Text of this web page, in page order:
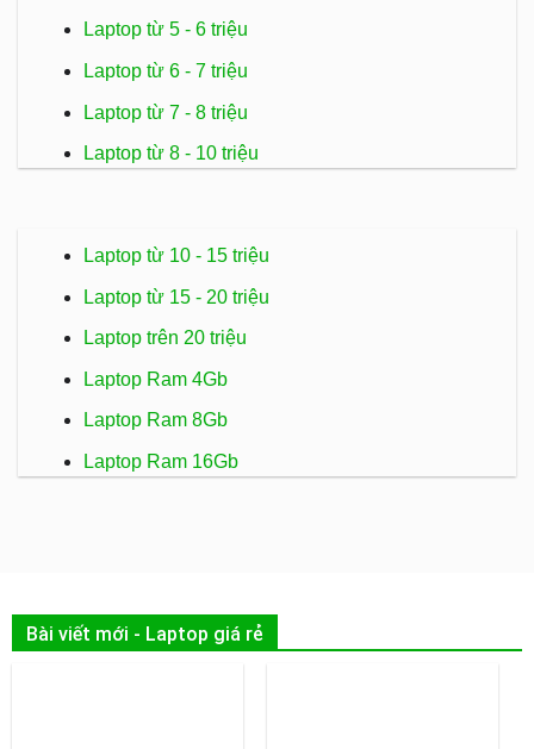
Laptop từ 5 - 6 triệu
Laptop từ 6 - 7 triệu
Laptop từ 7 - 8 triệu
Laptop từ 8 - 10 triệu
Laptop từ 10 - 15 triệu
Laptop từ 15 - 20 triệu
Laptop trên 20 triệu
Laptop Ram 4Gb
Laptop Ram 8Gb
Laptop Ram 16Gb
Bài viết mới - Laptop giá rẻ